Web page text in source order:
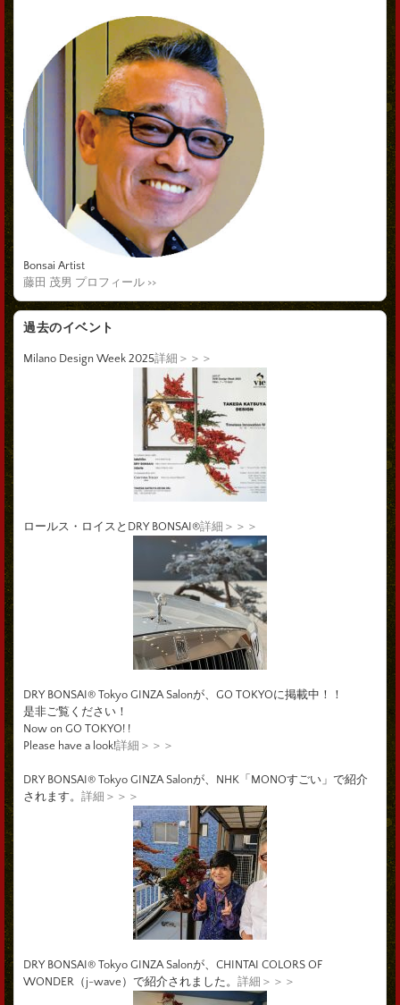
Bonsai Artist
藤田 茂男 プロフィール >>
過去のイベント
Milano Design Week 2025詳細＞＞＞
ロールス・ロイスとDRY BONSAI®詳細＞＞＞
DRY BONSAI® Tokyo GINZA Salonが、GO TOKYOに掲載中！！
是非ご覧ください！
Now on GO TOKYO! !
Please have a look!詳細＞＞＞
DRY BONSAI® Tokyo GINZA Salonが、NHK「MONOすごい」で紹介
されます。 詳細＞＞＞
DRY BONSAI® Tokyo GINZA Salonが、CHINTAI COLORS OF
WONDER（j-wave）で紹介されました。 詳細＞＞＞